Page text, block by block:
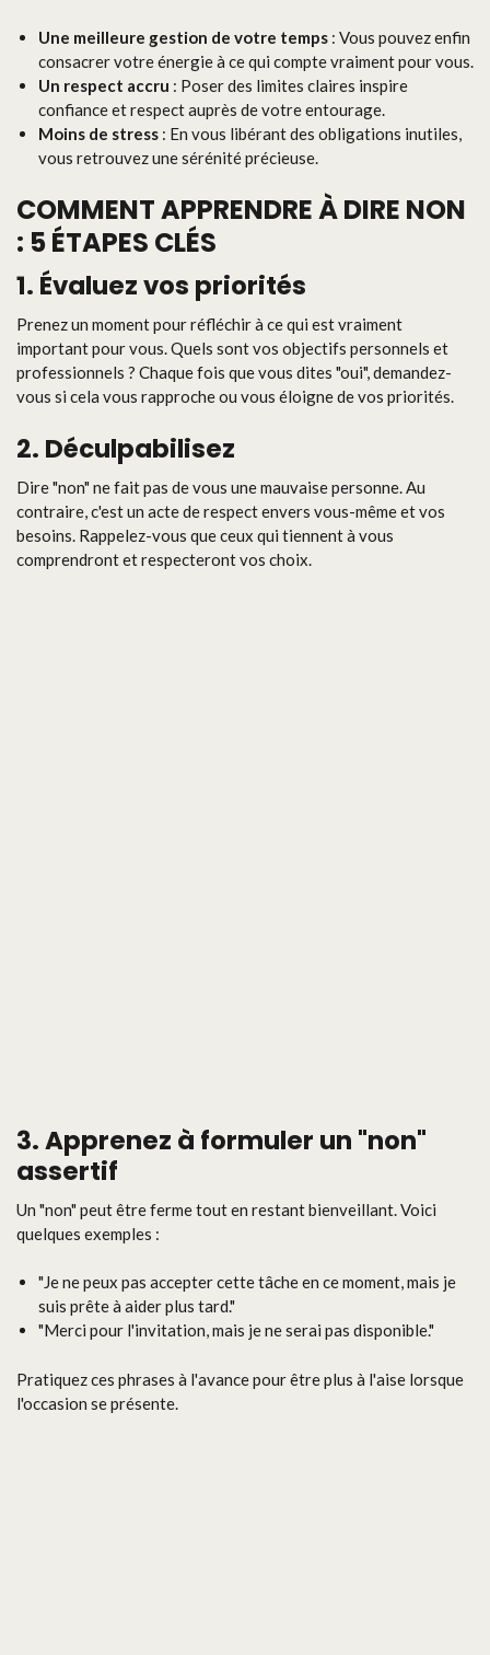
Une meilleure gestion de votre temps : Vous pouvez enfin
consacrer votre énergie à ce qui compte vraiment pour vous.
Un respect accru : Poser des limites claires inspire
confiance et respect auprès de votre entourage.
Moins de stress : En vous libérant des obligations inutiles,
vous retrouvez une sérénité précieuse.
COMMENT APPRENDRE À DIRE NON
: 5 ÉTAPES CLÉS
1. Évaluez vos priorités
Prenez un moment pour réfléchir à ce qui est vraiment
important pour vous. Quels sont vos objectifs personnels et
professionnels ? Chaque fois que vous dites "oui", demandez-
vous si cela vous rapproche ou vous éloigne de vos priorités.
2. Déculpabilisez
Dire "non" ne fait pas de vous une mauvaise personne. Au
contraire, c'est un acte de respect envers vous-même et vos
besoins. Rappelez-vous que ceux qui tiennent à vous
comprendront et respecteront vos choix.
3. Apprenez à formuler un "non"
assertif
Un "non" peut être ferme tout en restant bienveillant. Voici
quelques exemples :
"Je ne peux pas accepter cette tâche en ce moment, mais je
suis prête à aider plus tard."
"Merci pour l'invitation, mais je ne serai pas disponible."
Pratiquez ces phrases à l'avance pour être plus à l'aise lorsque
l'occasion se présente.